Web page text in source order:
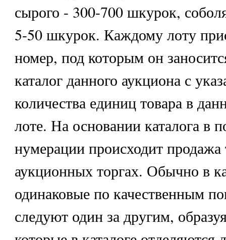
сырого - 300-700 шкурок,
5-50 шкурок. Каждому лоту
номер, под которым он
каталог данного аукциона с
количества единиц товара в
лоте. На основании каталога в
нумерации происходит продажа
аукционных торгах. Обычно в
одинаковые по качественным
следуют один за другим,